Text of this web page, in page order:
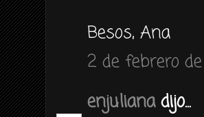
Besos, Ana
2 de febrero
enjulianadijo...